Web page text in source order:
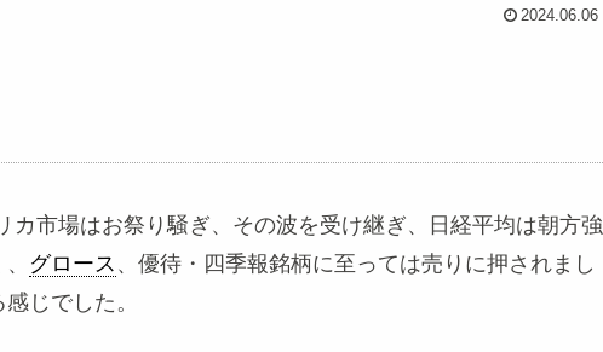
2024.06.06
カ市場はお祭り騒ぎ、その波を受け継ぎ、日経平均は朝方強
グロース 、優待・四季報銘柄に至っては売りに押されまし
じでした。